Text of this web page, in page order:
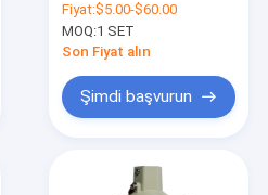
ışık aydınlatması
endüstriyel için
güvenli ve aydınlatma
için tasarlanmıştır
Fiyat:$5.00-$60.00
MOQ:1 SET
Son Fiyat alın
Şimdi başvurun